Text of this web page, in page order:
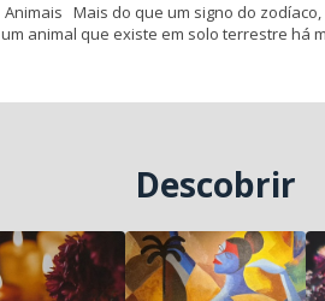
Animais Mais do que um signo do
um animal que existe em solo terrestre há
Descobrir